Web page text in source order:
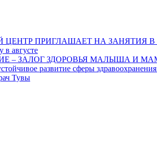
ЦЕНТР ПРИГЛАШАЕТ НА ЗАНЯТИЯ
в августе
– ЗАЛОГ ЗДОРОВЬЯ МАЛЫША И
развитие сферы
Тувы